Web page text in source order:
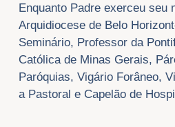
Enquanto Padre exerceu seu
Arquidiocese de Belo
Seminário, Professor da
Católica de Minas Gerais,
Paróquias, Vigário Forâneo,
a Pastoral e Capelão de